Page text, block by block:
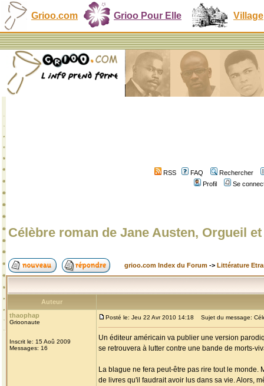
Grioo.com Grioo Pour Elle Village
RSS FAQ
Rechercher
Profil
Se
Célèbre roman de Jane Austen, Orgueil
grioo.com Index du Forum -> Littérature
Auteur
thaophap
Grioonaute
Inscrit le: 15 Aoû 2009
Messages: 16
Posté le: Jeu 22 Avr 2010 14:18 Sujet du message:
Un éditeur américain va publier une version
se retrouvera à lutter contre une bande de morts-
La blague ne fera peut-être pas rire tout le
de livres qu'il faudrait avoir lus dans sa vie. Alors,